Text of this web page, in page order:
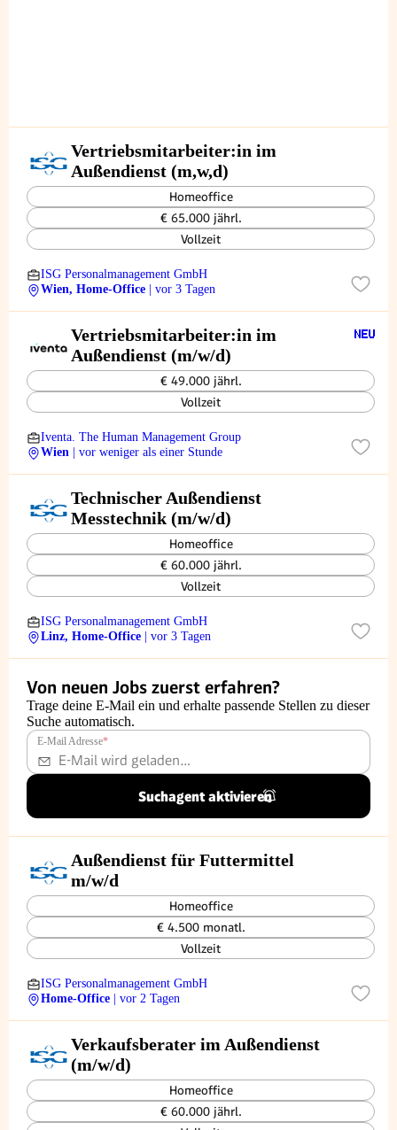
Vertriebsmitarbeiter:in im
Außendienst (m,w,d)
Homeoffice
€ 65.000 jährl.
Vollzeit
ISG Personalmanagement GmbH
Wien, Home-Office
| vor 3 Tagen
Vertriebsmitarbeiter:in im
Außendienst (m/w/d)
€ 49.000 jährl.
Vollzeit
Iventa. The Human Management Group
Wien
| vor weniger als einer Stunde
Technischer Außendienst
Messtechnik (m/w/d)
Homeoffice
€ 60.000 jährl.
Vollzeit
ISG Personalmanagement GmbH
Linz, Home-Office
| vor 3 Tagen
Von neuen Jobs zuerst erfahren?
Trage deine E-Mail ein und erhalte passende Stellen zu dieser
Suche automatisch.
E-Mail Adresse*
Suchagent aktivieren
Außendienst für Futtermittel
m/w/d
Homeoffice
€ 4.500 monatl.
Vollzeit
ISG Personalmanagement GmbH
Home-Office
| vor 2 Tagen
Verkaufsberater im Außendienst
(m/w/d)
Homeoffice
€ 60.000 jährl.